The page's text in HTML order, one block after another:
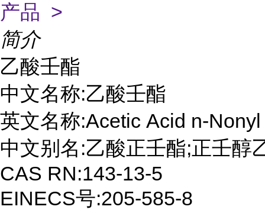
产品 >
简介
乙酸壬酯
中文名称:乙酸壬酯
英文名称:Acetic Acid n-Nonyl
中文别名:乙酸正壬酯;正壬醇
CAS RN:143-13-5
EINECS号:205-585-8